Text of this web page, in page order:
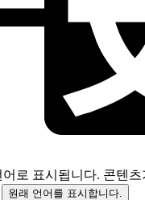
로 표시됩니다. 콘텐츠
원래 언어를 표시합니다.